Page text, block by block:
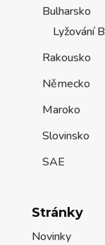
Bulharsko
Lyžování
Rakousko
Německo
Maroko
Slovinsko
SAE
Stránky
Novinky